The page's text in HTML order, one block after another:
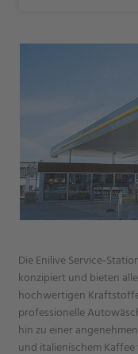
Die Enilive
konzipiert und bieten
hochwertigen
professionelle
hin zu einer
und italienischem